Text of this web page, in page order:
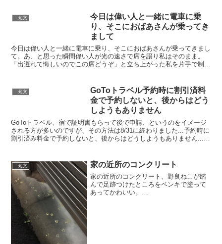
短文
今日は偉い人と一緒に電車に乗
り、そこにおばあさんが乗ってき
まして
今日は偉い人と一緒に電車に乗り、そこにおばあさんが乗ってきまし
て。あ、と思った瞬間偉い人が光の速さで席を譲り私はそのまま。
「出遅れて悔しいのでこの席どうぞ」と立ち上がった私を片手で制し
短文
GoToトラベル予約時に割引済料
金で予約しないと、後からはどう
しようもありません
GoToトラベル、宿で証明書もらって後で申請、というのをイメージ
される方が多いのですが、その方法は8/31に終わりました...予約時に
割引済み料金で予約しないと、後からはどうしようもありません...大
短文 家の近所のコンクリート
家の近所のコンクリート、野良ねこが踏
んで足跡つけたところをペンキで塗って
あってかわいい。